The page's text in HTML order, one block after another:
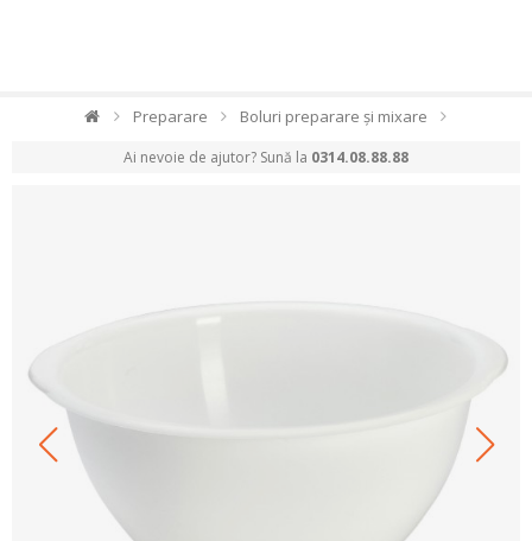
Preparare Boluri preparare și mixare
Ai nevoie de ajutor? Sună la 0314.08.88.88